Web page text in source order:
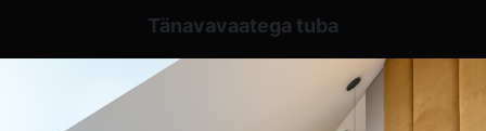
Tänavavaatega tuba